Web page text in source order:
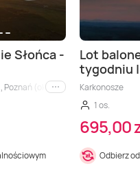
(okolice), Karkonosze
Słońca -
Poznań (okolice), Wrocław
i inne
Lot
tygodniu
Karkonosze
1 os.
695,00
Odbierz od